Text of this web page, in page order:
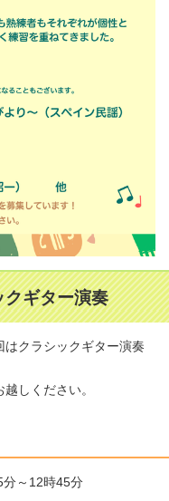
ギター演奏
クラシックギター演奏
しください。
～12時45分